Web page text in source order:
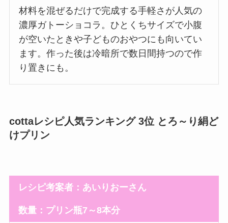
材料を混ぜるだけで完成する手軽さが人気の
濃厚ガトーショコラ。ひとくちサイズで小腹
が空いたときや子どものおやつにも向いてい
ます。作った後は冷暗所で数日間持つので作
り置きにも。
cottaレシピ人気ランキング 3位 とろ～り絹ど
けプリン
レシピ考案者：あいりおーさん
数量：プリン瓶7～8本分